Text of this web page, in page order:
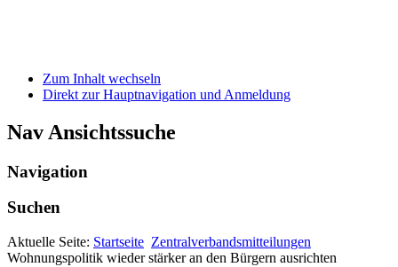
Zum Inhalt wechseln
Direkt zur Hauptnavigation und Anmeldung
Nav Ansichtssuche
Navigation
Suchen
Aktuelle Seite: Startseite Zentralverbandsmitteilungen
Wohnungspolitik wieder stärker an den Bürgern ausrichten